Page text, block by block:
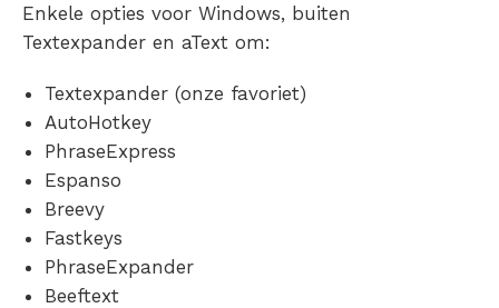
Enkele opties voor Windows, buiten
Textexpander en aText om:
Textexpander (onze favoriet)
AutoHotkey
PhraseExpress
Espanso
Breevy
Fastkeys
PhraseExpander
Beeftext